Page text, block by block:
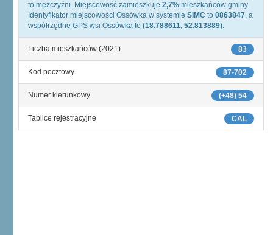
to mężczyźni. Miejscowość zamieszkuje 2,7% mieszkańców gminy.
Identyfikator miejscowości Ossówka w systemie SIMC to 0863847, a
współrzędne GPS wsi Ossówka to (18.788611, 52.813889).
83
Liczba mieszkańców (2021)
87-702
Kod pocztowy
(+48) 54
Numer kierunkowy
CAL
Tablice rejestracyjne